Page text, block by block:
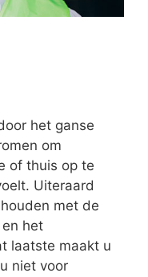
het ganse
om
of thuis op te
Uiteraard
met de
het
laatste maakt u
niet voor